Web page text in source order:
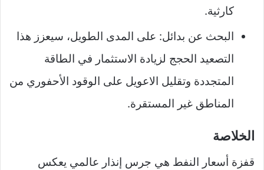
كارثية.
البحث عن بدائل: على المدى الطويل، سيعزز هذا
التصعيد الحجج لزيادة الاستثمار في الطاقة
المتجددة وتقليل الاعويل على الوقود الأحفوري من
المناطق غير المستقرة.
الخلاصة
قفزة أسعار النفط هي جرس إنذار عالمي يعكس